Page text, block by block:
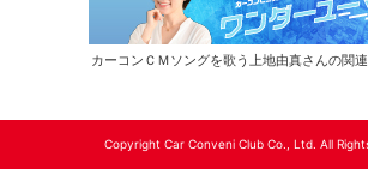
カーコンＣＭソングを歌う上地由真さんの関連
Copyright Car Conveni Club Co., Ltd. All